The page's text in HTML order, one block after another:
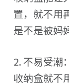
置，就不用
是不是被妈
2. 不易受潮
收纳盒就不